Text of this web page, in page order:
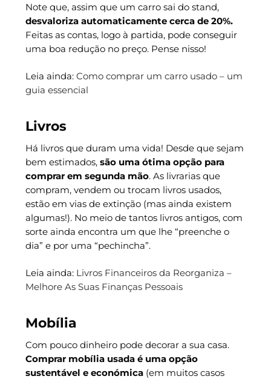
Note que, assim que um carro sai do stand,
desvaloriza automaticamente cerca de 20%.
Feitas as contas, logo à partida, pode conseguir
uma boa redução no preço. Pense nisso!
Leia ainda: Como comprar um carro usado – um
guia essencial
Livros
Há livros que duram uma vida! Desde que sejam
bem estimados, são uma ótima opção para
comprar em segunda mão. As livrarias que
compram, vendem ou trocam livros usados,
estão em vias de extinção (mas ainda existem
algumas!). No meio de tantos livros antigos, com
sorte ainda encontra um que lhe “preenche o
dia” e por uma “pechincha”.
Leia ainda: Livros Financeiros da Reorganiza –
Melhore As Suas Finanças Pessoais
Mobília
Com pouco dinheiro pode decorar a sua casa.
Comprar mobília usada é uma opção
sustentável e económica(em muitos casos